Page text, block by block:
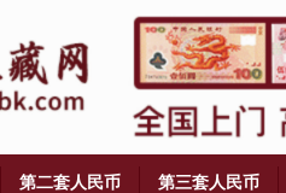
第二套人民币 第三套人民币